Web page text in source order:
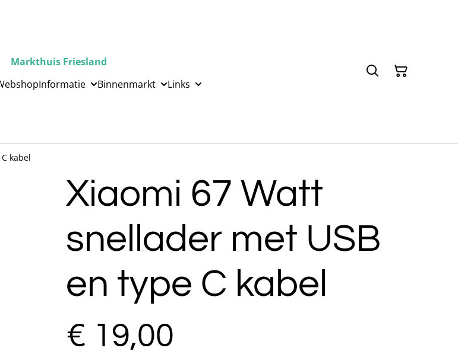
Markthuis Friesland
Informatie Binnenmarkt Links
kabel
Xiaomi 67 Watt
snellader met USB
en type C kabel
€ 19,00